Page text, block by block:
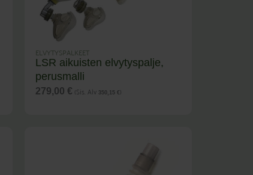
ELVYTYSPALKEET
LSR aikuisten elvytyspalje,
perusmalli
279,00 € (Sis. Alv 350,15 € )